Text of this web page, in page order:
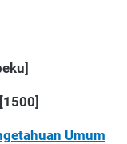
[1500]
Umum